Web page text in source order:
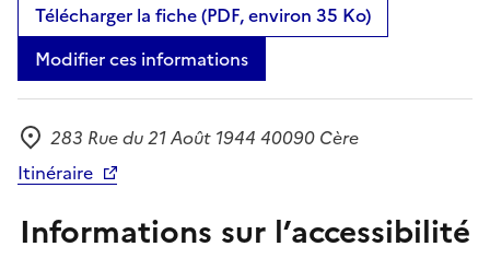
Télécharger la fiche (PDF, environ 35 Ko)
Modifier ces informations
Adresse
283 Rue du 21 Août 1944 40090 Cère
Itinéraire
Informations sur l’accessibilité